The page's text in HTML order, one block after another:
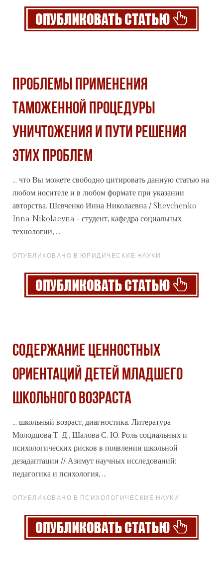
Проблемы применения
таможенной процедуры
уничтожения и пути решения
этих проблем
... что Вы можете свободно цитировать данную статью на
любом носителе и в любом формате при указании
авторства. Шевченко Инна Николаевна / Shevchenko
Inna Nikolaevna - студент, кафедра социальных
технологии, ...
ОПУБЛИКОВАНО В ЮРИДИЧЕСКИЕ НАУКИ
Содержание ценностных
ориентаций детей младшего
школьного возраста
... школьный возраст, диагностика. Литература
Молодцова Т. Д., Шалова С. Ю. Роль социальных и
психологических рисков в появлении школьной
дезадаптации // Азимут научных исследований:
педагогика и психология, ...
ОПУБЛИКОВАНО В ПСИХОЛОГИЧЕСКИЕ НАУКИ